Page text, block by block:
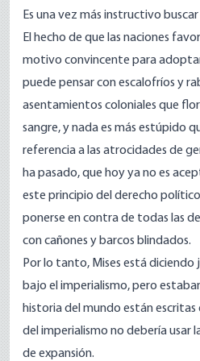
Es una vez más instructivo
El hecho de que las naciones
motivo convincente para
puede pensar con escalofríos y
asentamientos coloniales que
sangre, y nada es más estúpido
referencia a las atrocidades de
ha pasado, que hoy ya no es
este principio del derecho
ponerse en contra de todas las
con cañones y barcos blindados.
Por lo tanto, Mises está diciendo
bajo el imperialismo, pero
historia del mundo están escritas
del imperialismo no debería usar
de expansión.